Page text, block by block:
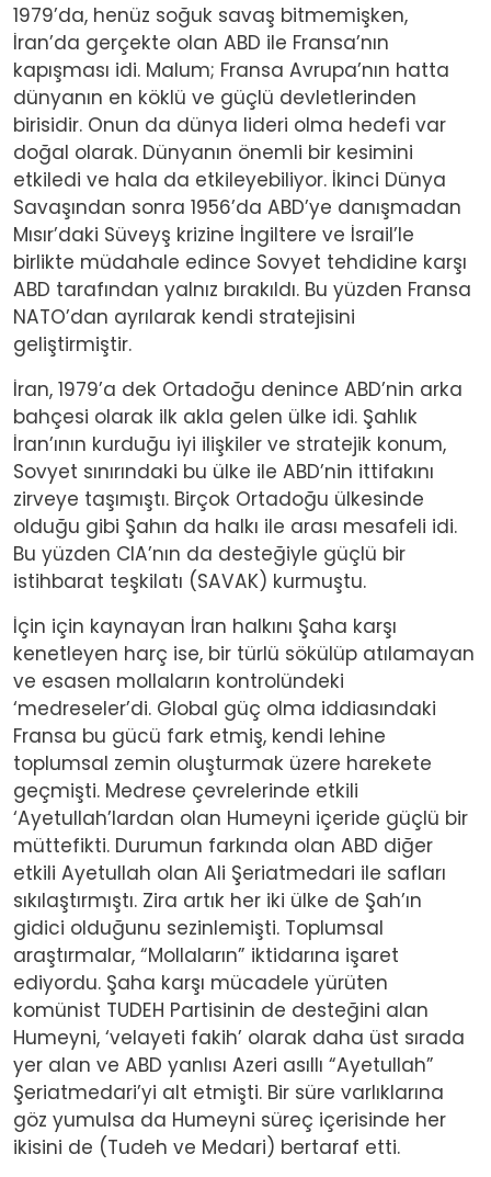
1979’da, henüz soğuk savaş bitmemişken,
İran’da gerçekte olan ABD ile Fransa’nın
kapışması idi. Malum; Fransa Avrupa’nın hatta
dünyanın en köklü ve güçlü devletlerinden
birisidir. Onun da dünya lideri olma hedefi var
doğal olarak. Dünyanın önemli bir kesimini
etkiledi ve hala da etkileyebiliyor. İkinci Dünya
Savaşından sonra 1956’da ABD’ye danışmadan
Mısır’daki Süveyş krizine İngiltere ve İsrail’le
birlikte müdahale edince Sovyet tehdidine karşı
ABD tarafından yalnız bırakıldı. Bu yüzden Fransa
NATO’dan ayrılarak kendi stratejisini
geliştirmiştir.
İran, 1979’a dek Ortadoğu denince ABD’nin arka
bahçesi olarak ilk akla gelen ülke idi. Şahlık
İran’ının kurduğu iyi ilişkiler ve stratejik konum,
Sovyet sınırındaki bu ülke ile ABD’nin ittifakını
zirveye taşımıştı. Birçok Ortadoğu ülkesinde
olduğu gibi Şahın da halkı ile arası mesafeli idi.
Bu yüzden CIA’nın da desteğiyle güçlü bir
istihbarat teşkilatı (SAVAK) kurmuştu.
İçin için kaynayan İran halkını Şaha karşı
kenetleyen harç ise, bir türlü sökülüp atılamayan
ve esasen mollaların kontrolündeki
‘medreseler’di. Global güç olma iddiasındaki
Fransa bu gücü fark etmiş, kendi lehine
toplumsal zemin oluşturmak üzere harekete
geçmişti. Medrese çevrelerinde etkili
‘Ayetullah’lardan olan Humeyni içeride güçlü bir
müttefikti. Durumun farkında olan ABD diğer
etkili Ayetullah olan Ali Şeriatmedari ile safları
sıkılaştırmıştı. Zira artık her iki ülke de Şah’ın
gidici olduğunu sezinlemişti. Toplumsal
araştırmalar, “Mollaların” iktidarına işaret
ediyordu. Şaha karşı mücadele yürüten
komünist TUDEH Partisinin de desteğini alan
Humeyni, ‘velayeti fakih’ olarak daha üst sırada
yer alan ve ABD yanlısı Azeri asıllı “Ayetullah”
Şeriatmedari’yi alt etmişti. Bir süre varlıklarına
göz yumulsa da Humeyni süreç içerisinde her
ikisini de (Tudeh ve Medari) bertaraf etti.